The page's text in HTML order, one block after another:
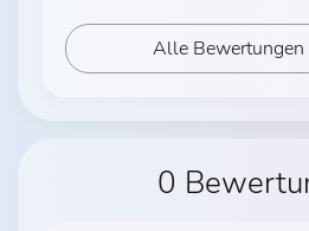
Alle Bewertungen
0